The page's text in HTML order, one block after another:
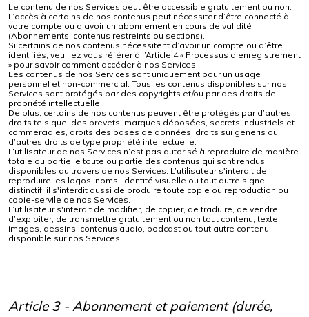
Le contenu de nos Services peut être accessible gratuitement ou non.
L’accès à certains de nos contenus peut nécessiter d’être connecté à
votre compte ou d’avoir un abonnement en cours de validité
(Abonnements, contenus restreints ou sections).
Si certains de nos contenus nécessitent d’avoir un compte ou d’être
identifiés, veuillez vous référer à l’Article 4 « Processus d’enregistrement
» pour savoir comment accéder à nos Services.
Les contenus de nos Services sont uniquement pour un usage
personnel et non-commercial. Tous les contenus disponibles sur nos
Services sont protégés par des copyrights et/ou par des droits de
propriété intellectuelle.
De plus, certains de nos contenus peuvent être protégés par d’autres
droits tels que, des brevets, marques déposées, secrets industriels et
commerciales, droits des bases de données, droits sui generis ou
d’autres droits de type propriété intellectuelle.
L’utilisateur de nos Services n’est pas autorisé à reproduire de manière
totale ou partielle toute ou partie des contenus qui sont rendus
disponibles au travers de nos Services. L’utilisateur s'interdit de
reproduire les logos, noms, identité visuelle ou tout autre signe
distinctif, il s'interdit aussi de produire toute copie ou reproduction ou
copie-servile de nos Services.
L’utilisateur s'interdit de modifier, de copier, de traduire, de vendre,
d’exploiter, de transmettre gratuitement ou non tout contenu, texte,
images, dessins, contenus audio, podcast ou tout autre contenu
disponible sur nos Services.
Article 3 - Abonnement et paiement (durée,